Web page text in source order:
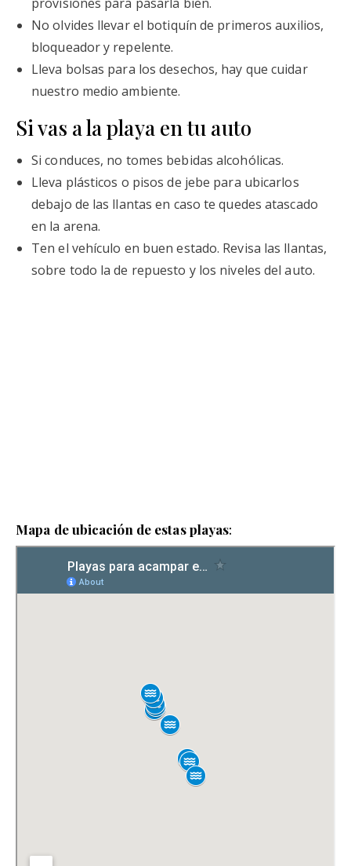
No olvides llevar el botiquín de primeros auxilios,
bloqueador y repelente.
Lleva bolsas para los desechos, hay que cuidar
nuestro medio ambiente.
Si vas a la playa en tu auto
Si conduces, no tomes bebidas alcohólicas.
Lleva plásticos o pisos de jebe para ubicarlos
debajo de las llantas en caso te quedes atascado
en la arena.
Ten el vehículo en buen estado. Revisa las llantas,
sobre todo la de repuesto y los niveles del auto.
Mapa de ubicación de estas playas: